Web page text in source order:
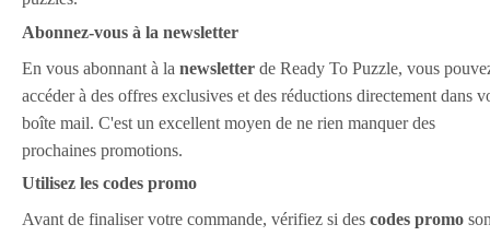
Abonnez-vous à la newsletter
En vous abonnant à la newsletter de Ready To Puzzle, vous
accéder à des offres exclusives et des réductions directement dans
boîte mail. C'est un excellent moyen de ne rien manquer des
prochaines promotions.
Utilisez les codes promo
Avant de finaliser votre commande, vérifiez si des codes promo